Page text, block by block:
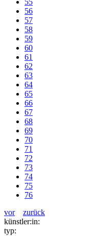
56
57
58
59
60
61
62
63
64
65
66
67
68
69
70
71
72
73
74
75
76
vor
zurück
künstler:in:
typ: